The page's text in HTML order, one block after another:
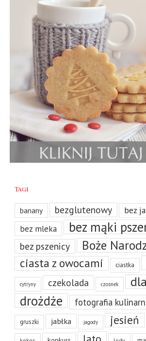
Tagi
banany bezglutenowy bez
bez mleka bez mąki
bez pszenicy Boże
ciasta z owocami ciastka
cytryny czekolada czosnek
drożdże fotografia
gruszki jabłka jagody jesień